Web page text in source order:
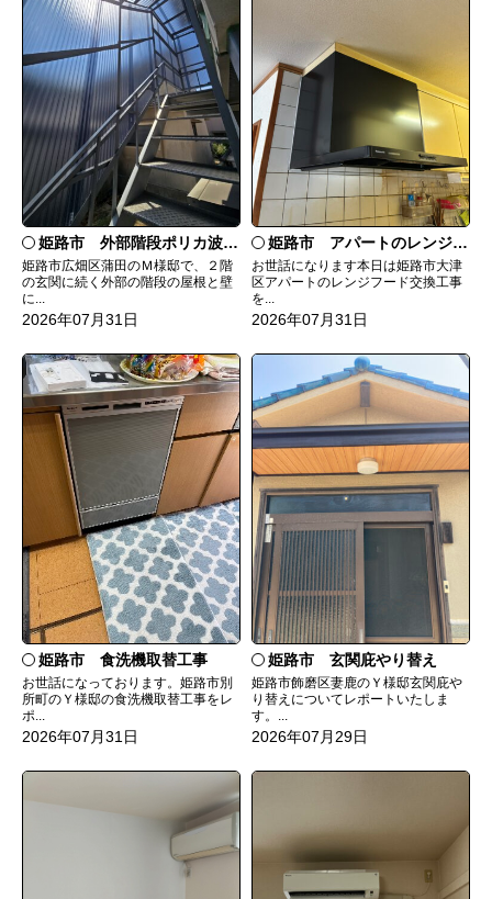
姫路市 外部階段ポリカ波板張替工事
姫路市広畑区蒲田のＭ様邸で、２階
の玄関に続く外部の階段の屋根と壁
に...
2026年07月31日
姫路市 アパートのレンジフード交換
お世話になります本日は姫路市大津
区アパートのレンジフード交換工事
を...
2026年07月31日
姫路市 食洗機取替工事
お世話になっております。姫路市別
所町のＹ様邸の食洗機取替工事をレ
ポ...
2026年07月31日
姫路市 玄関庇やり替え
姫路市飾磨区妻鹿のＹ様邸玄関庇や
り替えについてレポートいたしま
す。...
2026年07月29日